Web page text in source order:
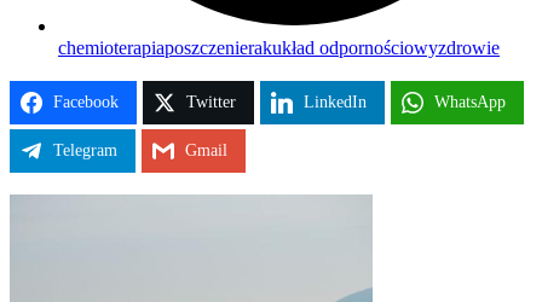
chemioterapiaposzczenierakukład odpornościowyzdrowie
Facebook Twitter LinkedIn WhatsApp
Telegram Gmail